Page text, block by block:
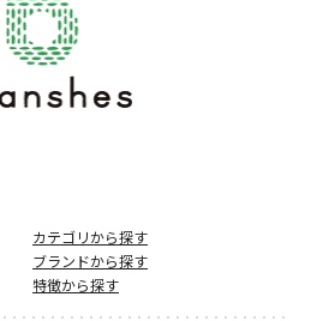
カテゴリから探す
ブランドから探す
特徴から探す